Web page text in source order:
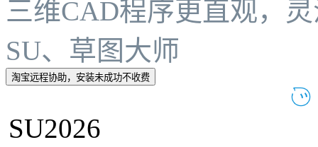
三维CAD程序更直观，
SU、草图大师
淘宝远程协助，安装未成功不收费
SU2026